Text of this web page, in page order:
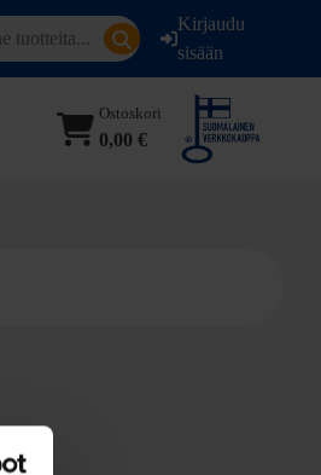
Kirjaudu
sisään
Ostoskori
0,00 €